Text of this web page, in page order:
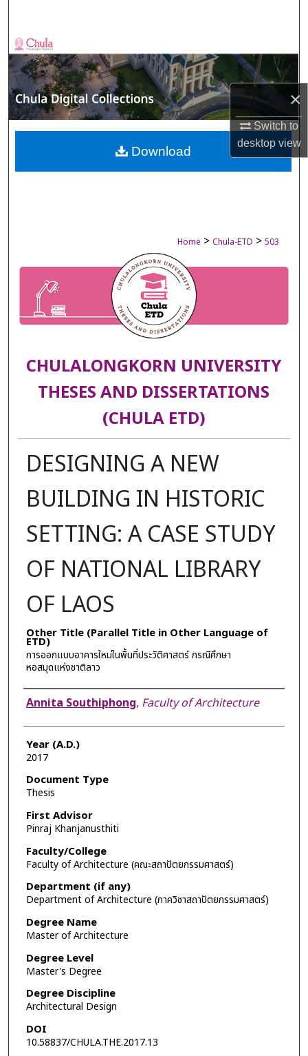
×
Switch to
desktopview
Browse Collections
My Account
About
Digital Commons Network™
Home > Chula-ETD > 503
CHULALONGKORN UNIVERSITY
THESES AND DISSERTATIONS
(CHULA ETD)
DESIGNING A NEW
BUILDING IN HISTORIC
SETTING: A CASE STUDY
OF NATIONAL LIBRARY
OF LAOS
Other Title (Parallel Title in Other Language of
ETD)
การออกแบบอาคารใหม่ในพื้นที่ประวัติศาสตร์ กรณีศึกษา
หอสมุดแห่งชาติลาว
Author
Annita Southiphong, Faculty of Architecture
Year (A.D.)
2017
Document Type
Thesis
First Advisor
Pinraj Khanjanusthiti
Faculty/College
Faculty of Architecture (คณะสถาปัตยกรรมศาสตร์)
Department (if any)
Department of Architecture (ภาควิชาสถาปัตยกรรมศาสตร์)
Degree Name
Master of Architecture
Degree Level
Master's Degree
Degree Discipline
Architectural Design
DOI
10.58837/CHULA.THE.2017.13
Download